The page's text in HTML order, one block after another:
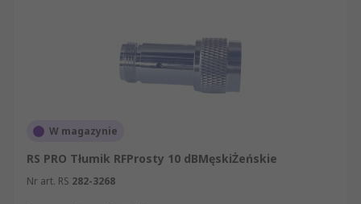
W magazynie
RS PRO Tłumik RFProsty 10 dBMęskiŻeńskie
Nr art. RS 282-3268